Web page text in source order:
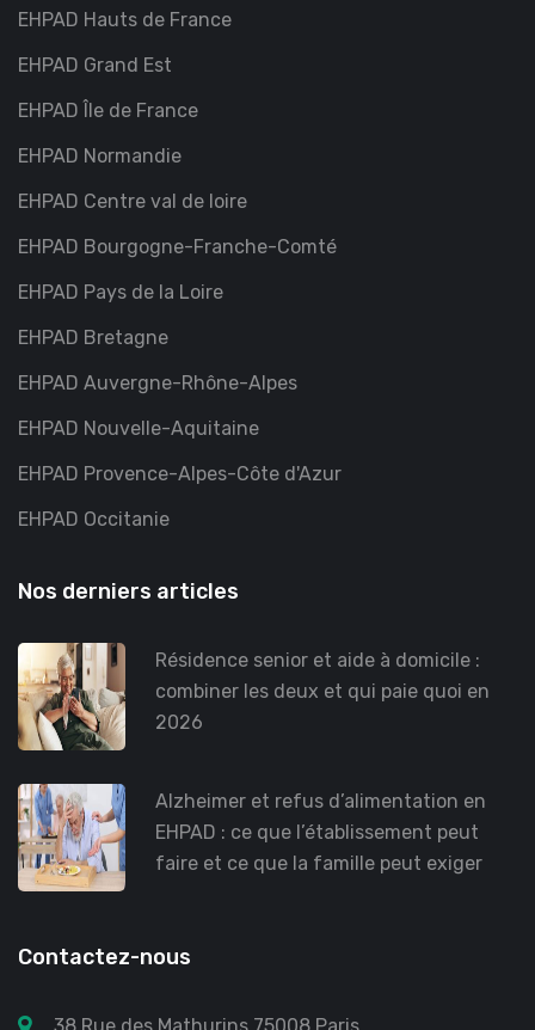
EHPAD Hauts de France
EHPAD Grand Est
EHPAD Île de France
EHPAD Normandie
EHPAD Centre val de loire
EHPAD Bourgogne-Franche-Comté
EHPAD Pays de la Loire
EHPAD Bretagne
EHPAD Auvergne-Rhône-Alpes
EHPAD Nouvelle-Aquitaine
EHPAD Provence-Alpes-Côte d'Azur
EHPAD Occitanie
Nos derniers articles
Résidence senior et aide à domicile :
combiner les deux et qui paie quoi en
2026
Alzheimer et refus d’alimentation en
EHPAD : ce que l’établissement peut
faire et ce que la famille peut exiger
Contactez-nous